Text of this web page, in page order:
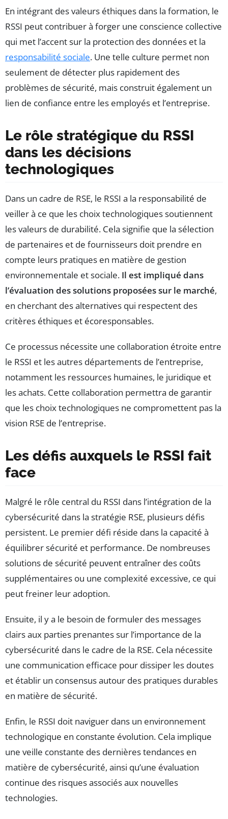
En intégrant des valeurs éthiques dans la formation, le
RSSI peut contribuer à forger une conscience collective
qui met l’accent sur la protection des données et la
responsabilité sociale. Une telle culture permet non
seulement de détecter plus rapidement des
problèmes de sécurité, mais construit également un
lien de confiance entre les employés et l’entreprise.
Le rôle stratégique du RSSI
dans les décisions
technologiques
Dans un cadre de RSE, le RSSI a la responsabilité de
veiller à ce que les choix technologiques soutiennent
les valeurs de durabilité. Cela signifie que la sélection
de partenaires et de fournisseurs doit prendre en
compte leurs pratiques en matière de gestion
environnementale et sociale. Il est impliqué dans
l’évaluation des solutions proposées sur le marché,
en cherchant des alternatives qui respectent des
critères éthiques et écoresponsables.
Ce processus nécessite une collaboration étroite entre
le RSSI et les autres départements de l’entreprise,
notamment les ressources humaines, le juridique et
les achats. Cette collaboration permettra de garantir
que les choix technologiques ne compromettent pas la
vision RSE de l’entreprise.
Les défis auxquels le RSSI fait
face
Malgré le rôle central du RSSI dans l’intégration de la
cybersécurité dans la stratégie RSE, plusieurs défis
persistent. Le premier défi réside dans la capacité à
équilibrer sécurité et performance. De nombreuses
solutions de sécurité peuvent entraîner des coûts
supplémentaires ou une complexité excessive, ce qui
peut freiner leur adoption.
Ensuite, il y a le besoin de formuler des messages
clairs aux parties prenantes sur l’importance de la
cybersécurité dans le cadre de la RSE. Cela nécessite
une communication efficace pour dissiper les doutes
et établir un consensus autour des pratiques durables
en matière de sécurité.
Enfin, le RSSI doit naviguer dans un environnement
technologique en constante évolution. Cela implique
une veille constante des dernières tendances en
matière de cybersécurité, ainsi qu’une évaluation
continue des risques associés aux nouvelles
technologies.